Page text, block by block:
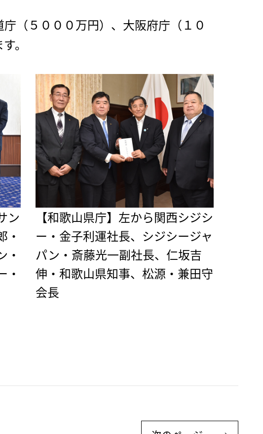
（５０００万円）、大阪府庁（１０
。
ン
・
・
・
【和歌山県庁】左から関西シジシ
ー・金子利運社長、シジシージャ
パン・斎藤光一副社長、仁坂吉
伸・和歌山県知事、松源・兼田守
会長